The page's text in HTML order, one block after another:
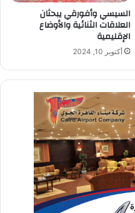
السيسي وأفورقي يبحثان
العلاقات الثنائية والأوضاع
الإقليمية
أكتوبر 10, 2024